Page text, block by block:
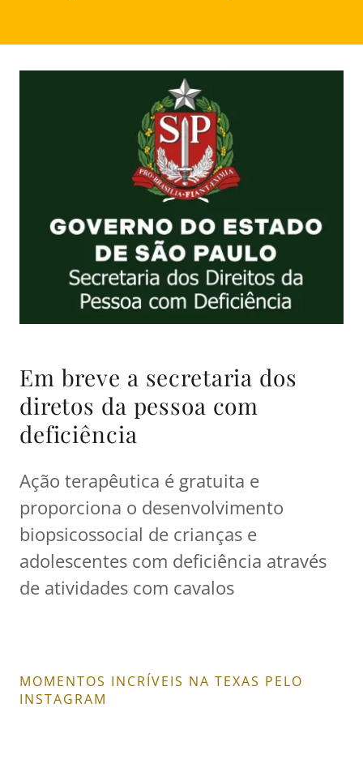
Em breve a secretaria dos
diretos da pessoa com
deficiência
Ação terapêutica é gratuita e
proporciona o desenvolvimento
biopsicossocial de crianças e
adolescentes com deficiência através
de atividades com cavalos
MOMENTOS INCRÍVEIS NA TEXAS PELO
INSTAGRAM